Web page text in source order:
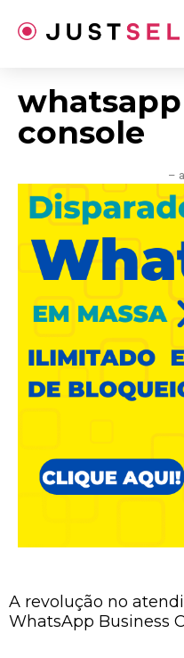
para
console
–
A revolução no
WhatsApp Business